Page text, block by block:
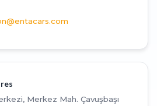
Merkez Mah. Çavuşbaşı